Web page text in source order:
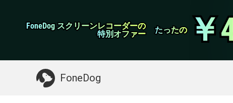
FoneDog スクリーンレコーダーの
FoneDog スクリーンレコーダーの
特別オファー
特別オファー たったの
たったの￥
￥
FoneDog
iPhoneクリーナー
お探しガイド：